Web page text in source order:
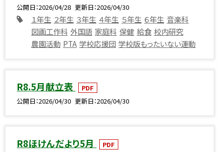
公開日 2026/04/28 更新日 2026/04/30
１年生 ２年生 ３年生 ４年生 ５年生 ６年生 音楽科
図画工作科 外国語 家庭科 保健 給食 校内研究
農園活動 PTA 学校応援団 学校版もったいない運動
R8.5月献立表
PDF
公開日 2026/04/30 更新日 2026/04/30
R8ほけんだより5月
PDF